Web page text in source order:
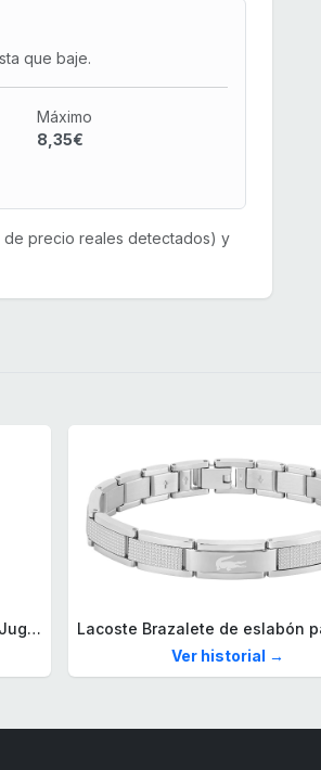
que baje.
Máximo
8,35€
de precio reales detectados) y
Mega Fallout Figuras de acción y Juguetes de construcción, Parada de Camiones Red Rocket con 824 Piezas, 2 Personajes articulados y Accesorios, para coleccionistas, HXT00
Ver historial →